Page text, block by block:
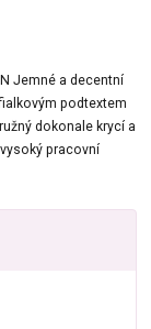
Jemné a decentní
podtextem
dokonale krycí a
pracovní